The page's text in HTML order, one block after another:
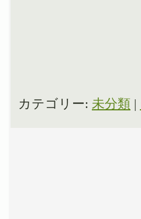
カテゴリー: 未分類 |